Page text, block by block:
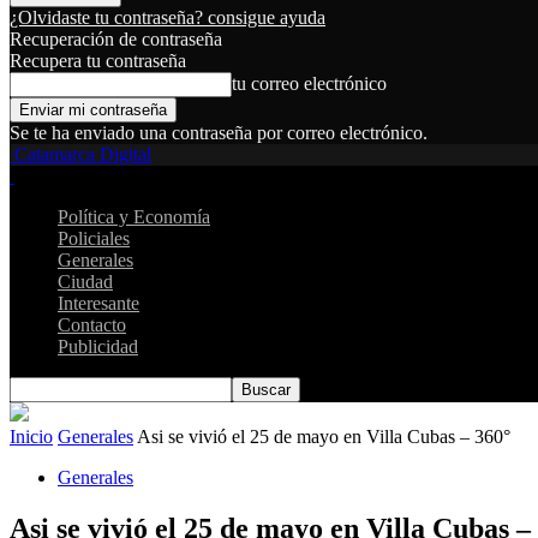
¿Olvidaste tu contraseña? consigue ayuda
Recuperación de contraseña
Recupera tu contraseña
tu correo electrónico
Se te ha enviado una contraseña por correo electrónico.
Catamarca Digital
Política y Economía
Policiales
Generales
Ciudad
Interesante
Contacto
Publicidad
Inicio Generales Asi se vivió el 25 de mayo en Villa Cubas – 360°
Generales
Asi se vivió el 25 de mayo en Villa Cubas –